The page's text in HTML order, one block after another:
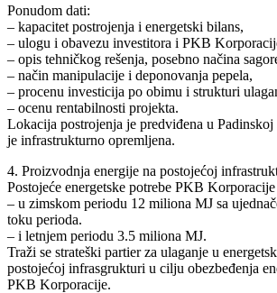
Ponudom dati:
– kapacitet postrojenja i energetski bilans,
– ulogu i obavezu investitora i PKB
– opis tehničkog rešenja, posebno načina
– način manipulacije i deponovanja pepela,
– procenu investicija po obimu i strukturi
– ocenu rentabilnosti projekta.
Lokacija postrojenja je predviđena u
je infrastrukturno opremljena.
4. Proizvodnja energije na postojećoj
Postojeće energetske potrebe PKB Korporacije
– u zimskom periodu 12 miliona MJ sa
toku perioda.
– i letnjem periodu 3.5 miliona MJ.
Traži se strateški partier za ulaganje u
postojećoj infrasgrukturi u cilju obezbeđenja
PKB Korporacije.